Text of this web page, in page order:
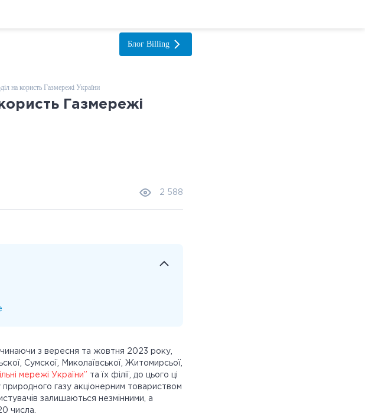
Блог Billing
на користь Газмережі України
Газмережі
2 588
з вересня та жовтня 2023 року,
Сумскої, Миколаївської, Житомирсьої,
мережі України” та їх філії, до цього ці
природного газу акціонерним товариством
залишаються незмінними, а
числа.